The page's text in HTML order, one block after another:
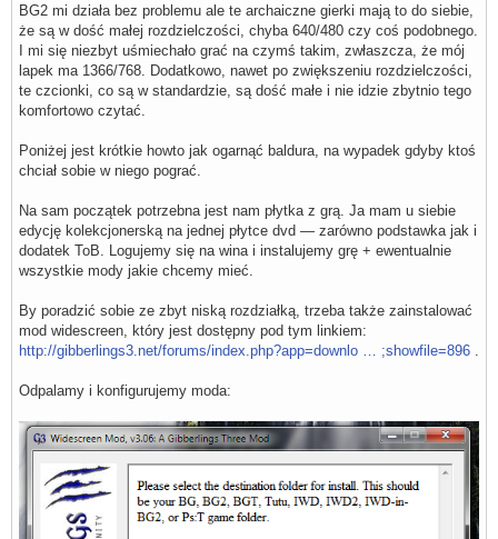
BG2 mi działa bez problemu ale te archaiczne gierki mają to do siebie,
że są w dość małej rozdzielczości, chyba 640/480 czy coś podobnego.
I mi się niezbyt uśmiechało grać na czymś takim, zwłaszcza, że mój
lapek ma 1366/768. Dodatkowo, nawet po zwiększeniu rozdzielczości,
te czcionki, co są w standardzie, są dość małe i nie idzie zbytnio tego
komfortowo czytać.
Poniżej jest krótkie howto jak ogarnąć baldura, na wypadek gdyby ktoś
chciał sobie w niego pograć.
Na sam początek potrzebna jest nam płytka z grą. Ja mam u siebie
edycję kolekcjonerską na jednej płytce dvd — zarówno podstawka jak i
dodatek ToB. Logujemy się na wina i instalujemy grę + ewentualnie
wszystkie mody jakie chcemy mieć.
By poradzić sobie ze zbyt niską rozdziałką, trzeba także zainstalować
mod widescreen, który jest dostępny pod tym linkiem:
http://gibberlings3.net/forums/index.php?app=downlo … ;showfile=896 .
Odpalamy i konfigurujemy moda: